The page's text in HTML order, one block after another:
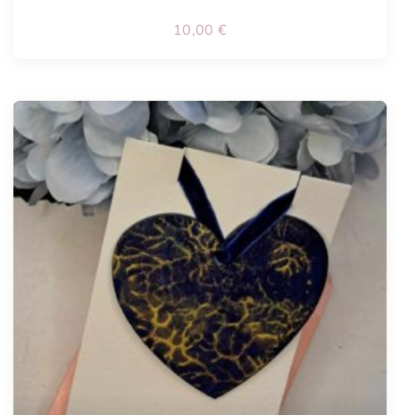
10,00 €